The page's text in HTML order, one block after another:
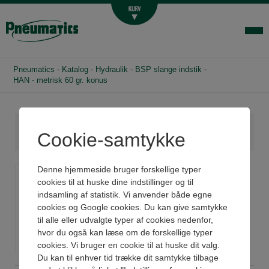
Fittings og slange
Handelsbetingelser
Login-infocenter
Pneumatics - Katalog - Hydraulik - BSP slange indstik -
HAN - metrisk 60 gr. konus
HAN - metrisk 60 gr.
konus
Se datablad
Cookie-samtykke
Denne hjemmeside bruger forskellige typer
cookies til at huske dine indstillinger og til
indsamling af statistik. Vi anvender både egne
cookies og Google cookies. Du kan give samtykke
til alle eller udvalgte typer af cookies nedenfor,
hvor du også kan læse om de forskellige typer
cookies. Vi bruger en cookie til at huske dit valg.
Du kan til enhver tid trække dit samtykke tilbage